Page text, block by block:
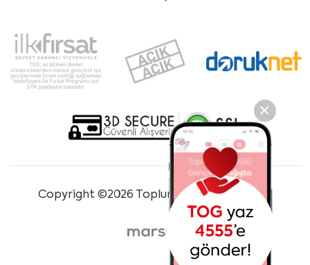
Copyright ©2026 Toplum Gönüllüleri Vakfı.